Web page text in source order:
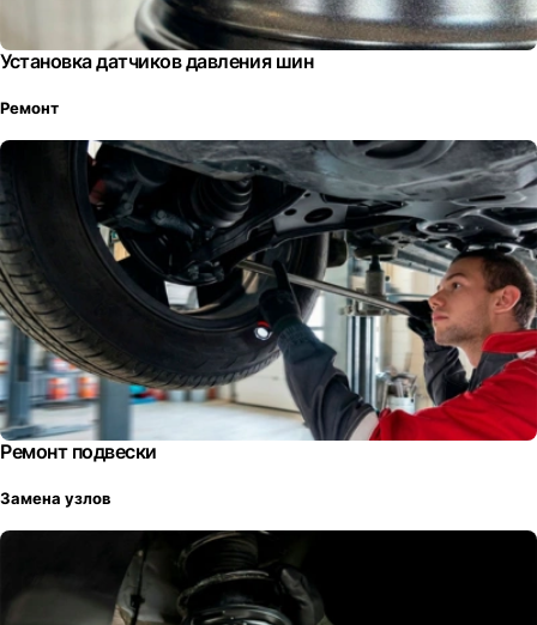
Установка датчиков давления шин
Ремонт
Ремонт подвески
Замена узлов